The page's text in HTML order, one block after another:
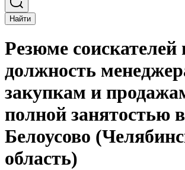
Найти
Резюме соискателей
должность
закупкам и
полной занятостью в
Белоусово
область)